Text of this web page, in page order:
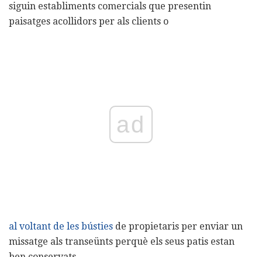
siguin establiments comercials que presentin
paisatges acollidors per als clients o
ad
al voltant de les bústies de propietaris per enviar un
missatge als transeünts perquè els seus patis estan